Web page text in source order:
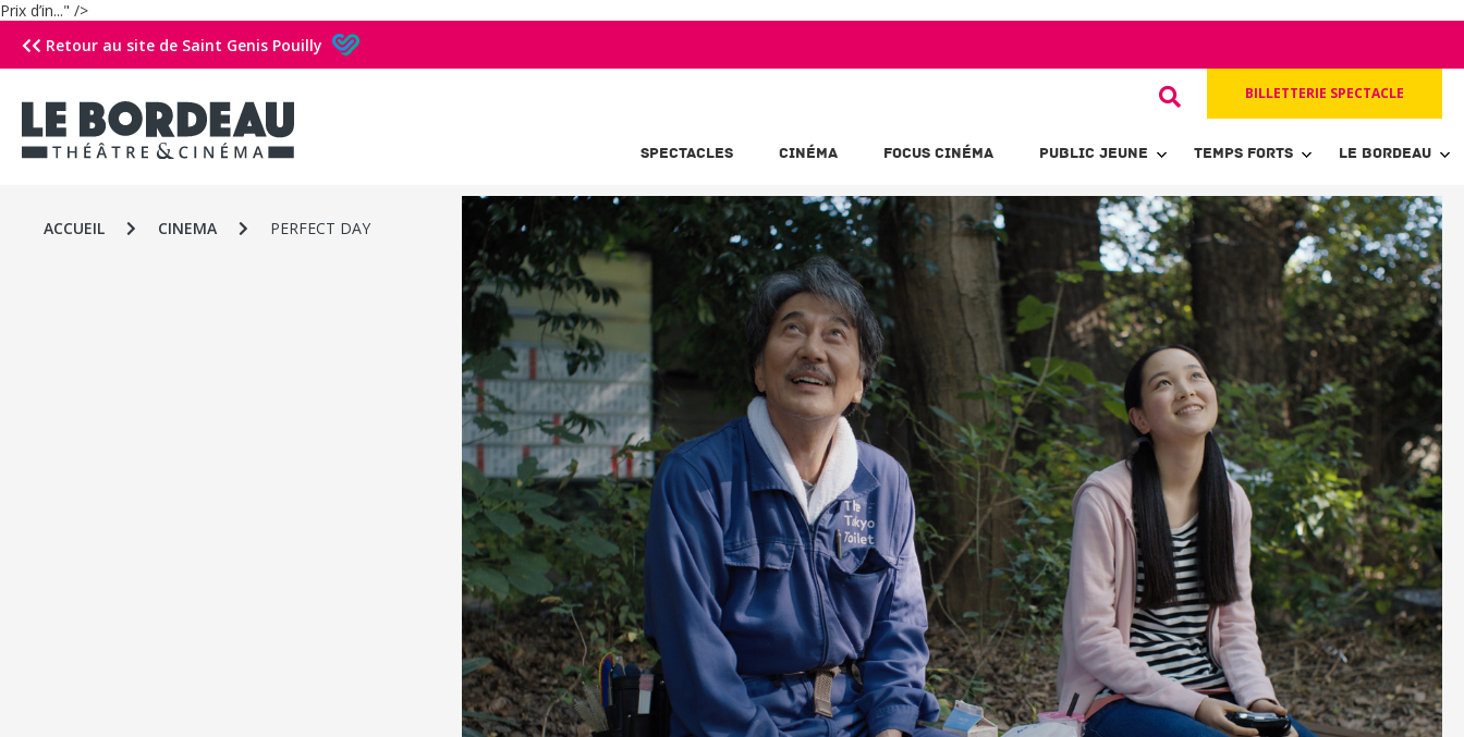
Prix d’in..." />
Retour au site de Saint Genis Pouilly
BILLETTERIE SPECTACLE
SPECTACLES CINÉMA FOCUS CINÉMA PUBLIC JEUNE TEMPS FORTS LE BORDEAU
ACCUEIL CINEMA PERFECT DAY